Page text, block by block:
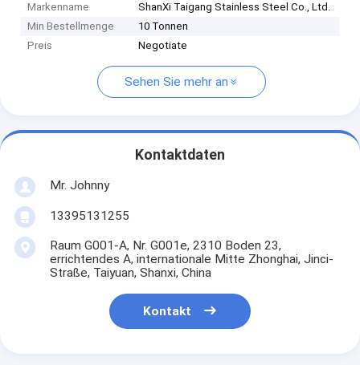
Markenname
ShanXi Taigang Stainless Steel Co., Ltd.
Min Bestellmenge
10 Tonnen
Preis
Negotiate
Sehen Sie mehr an
Kontaktdaten
Mr. Johnny
13395131255
Raum G001-A, Nr. G001e, 2310 Boden 23,
errichtendes A, internationale Mitte Zhonghai, Jinci-
Straße, Taiyuan, Shanxi, China
Kontakt